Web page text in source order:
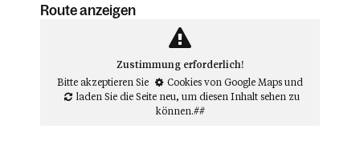
Route anzeigen
Zustimmung erforderlich!
Bitte akzeptieren Sie
Cookies von Google Mapsund
laden Sie die Seite neu, um diesen Inhalt sehen zu
können.##